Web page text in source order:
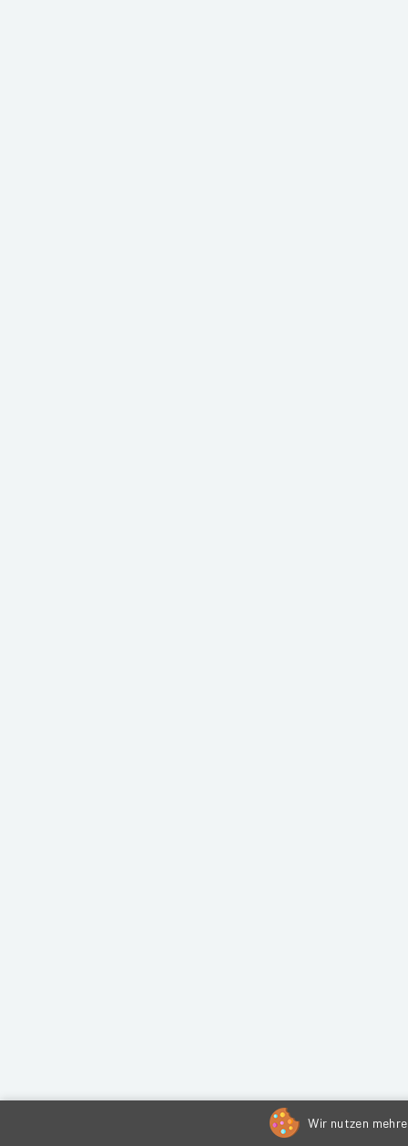
Wir nutzen